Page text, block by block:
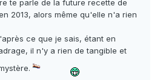
te parle de la future recette de
2013, alors même qu'elle n'a rien
ce que je sais, étant en
il n'y a rien de tangible et